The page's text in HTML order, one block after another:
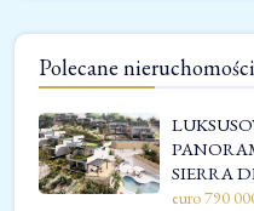
Polecane nieruchomości
SIERRA
euro 790